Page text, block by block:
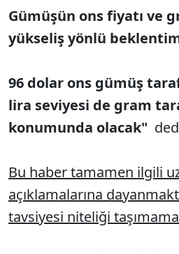
Gümüşün ons fiyatı ve
yükseliş yönlü
96 dolar ons gümüş
lira seviyesi de gram
konumunda olacak"
Bu haber tamamen ilgili
açıklamalarına
tavsiyesi niteliği